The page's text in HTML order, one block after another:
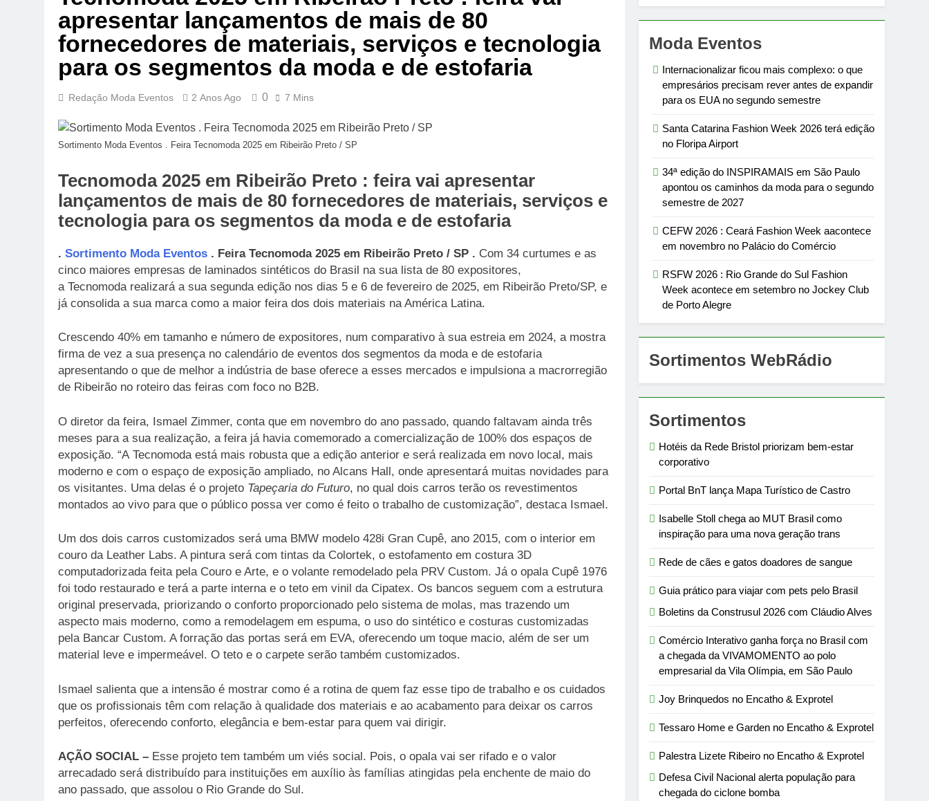
apresentar lançamentos de mais de 80
fornecedores de materiais, serviços e tecnologia
para os segmentos da moda e de estofaria
Redação Moda Eventos 2 Anos Ago 0 7 Mins
Sortimento Moda Eventos . Feira Tecnomoda 2025 em Ribeirão Preto / SP
Tecnomoda 2025 em Ribeirão Preto : feira vai apresentar
lançamentos de mais de 80 fornecedores de materiais, serviços e
tecnologia para os segmentos da moda e de estofaria
. Sortimento Moda Eventos . Feira Tecnomoda 2025 em Ribeirão Preto / SP . Com 34 curtumes e as
cinco maiores empresas de laminados sintéticos do Brasil na sua lista de 80 expositores,
a Tecnomoda realizará a sua segunda edição nos dias 5 e 6 de fevereiro de 2025, em Ribeirão Preto/SP, e
já consolida a sua marca como a maior feira dos dois materiais na América Latina.
Crescendo 40% em tamanho e número de expositores, num comparativo à sua estreia em 2024, a mostra
firma de vez a sua presença no calendário de eventos dos segmentos da moda e de estofaria
apresentando o que de melhor a indústria de base oferece a esses mercados e impulsiona a macrorregião
de Ribeirão no roteiro das feiras com foco no B2B.
O diretor da feira, Ismael Zimmer, conta que em novembro do ano passado, quando faltavam ainda três
meses para a sua realização, a feira já havia comemorado a comercialização de 100% dos espaços de
exposição. “A Tecnomoda está mais robusta que a edição anterior e será realizada em novo local, mais
moderno e com o espaço de exposição ampliado, no Alcans Hall, onde apresentará muitas novidades para
os visitantes. Uma delas é o projeto Tapeçaria do Futuro, no qual dois carros terão os revestimentos
montados ao vivo para que o público possa ver como é feito o trabalho de customização”, destaca Ismael.
Um dos dois carros customizados será uma BMW modelo 428i Gran Cupê, ano 2015, com o interior em
couro da Leather Labs. A pintura será com tintas da Colortek, o estofamento em costura 3D
computadorizada feita pela Couro e Arte, e o volante remodelado pela PRV Custom. Já o opala Cupê 1976
foi todo restaurado e terá a parte interna e o teto em vinil da Cipatex. Os bancos seguem com a estrutura
original preservada, priorizando o conforto proporcionado pelo sistema de molas, mas trazendo um
aspecto mais moderno, como a remodelagem em espuma, o uso do sintético e costuras customizadas
pela Bancar Custom. A forração das portas será em EVA, oferecendo um toque macio, além de ser um
material leve e impermeável. O teto e o carpete serão também customizados.
Ismael salienta que a intensão é mostrar como é a rotina de quem faz esse tipo de trabalho e os cuidados
que os profissionais têm com relação à qualidade dos materiais e ao acabamento para deixar os carros
perfeitos, oferecendo conforto, elegância e bem-estar para quem vai dirigir.
AÇÃO SOCIAL – Esse projeto tem também um viés social. Pois, o opala vai ser rifado e o valor
arrecadado será distribuído para instituições em auxílio às famílias atingidas pela enchente de maio do
ano passado, que assolou o Rio Grande do Sul.
Moda Eventos
Internacionalizar ficou mais complexo: o que
empresários precisam rever antes de expandir
para os EUA no segundo semestre
Santa Catarina Fashion Week 2026 terá edição
no Floripa Airport
34ª edição do INSPIRAMAIS em São Paulo
apontou os caminhos da moda para o segundo
semestre de 2027
CEFW 2026 : Ceará Fashion Week aacontece
em novembro no Palácio do Comércio
RSFW 2026 : Rio Grande do Sul Fashion
Week acontece em setembro no Jockey Club
de Porto Alegre
Sortimentos WebRádio
Sortimentos
Hotéis da Rede Bristol priorizam bem-estar
corporativo
Portal BnT lança Mapa Turístico de Castro
Isabelle Stoll chega ao MUT Brasil como
inspiração para uma nova geração trans
Rede de cães e gatos doadores de sangue
Guia prático para viajar com pets pelo Brasil
Boletins da Construsul 2026 com Cláudio Alves
Comércio Interativo ganha força no Brasil com
a chegada da VIVAMOMENTO ao polo
empresarial da Vila Olímpia, em São Paulo
Joy Brinquedos no Encatho & Exprotel
Tessaro Home e Garden no Encatho & Exprotel
Palestra Lizete Ribeiro no Encatho & Exprotel
Defesa Civil Nacional alerta população para
chegada do ciclone bomba